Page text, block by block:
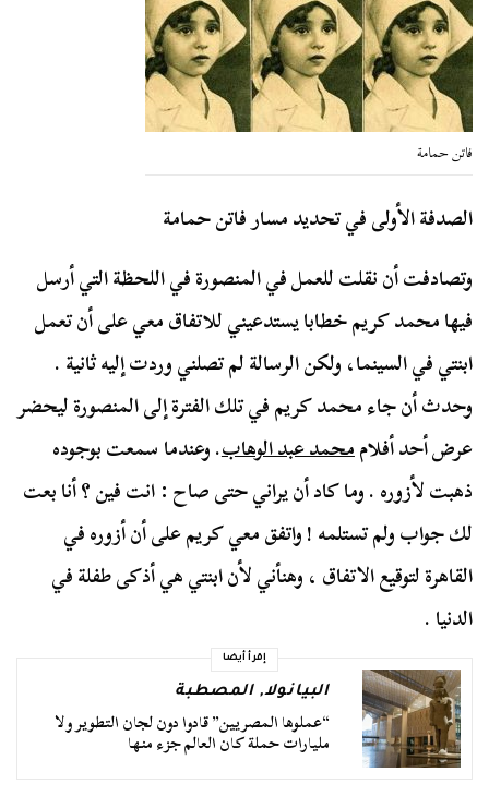
فاتن حمامة
الصدفة الأولى في تحديد مسار فاتن حمامة
وتصادفت أن نقلت للعمل في المنصورة في اللحظة التي أرسل
فيها محمد كريم خطابا يستدعيني للاتفاق معي على أن تعمل
ابنتي في السينما، ولكن الرسالة لم تصلني وردت إليه ثانية .
وحدث أن جاء محمد كريم في تلك الفترة إلى المنصورة ليحضر
عرض أحد أفلاممحمد عبد الوهاب. وعندما سمعت بوجوده
ذهبت لأزوره . وما كاد أن يراني حتى صاح : انت فين ؟ أنا بعت
لك جواب ولم تستلمه ! واتفق معي كريم على أن أزوره في
القاهرة لتوقيع الاتفاق ، وهنأني لأن ابنتي هي أذكى طفلة في
الدنيا .
إقرأ أيضا
البيانولا,المصطبة
“عملوها المصريين” قادوا دون لجان التطوير ولا
مليارات حملة كان العالم جزء منها